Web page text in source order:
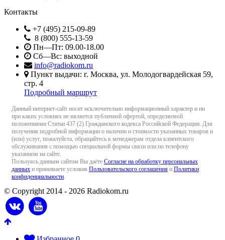
Контакты
+7 (495) 215-09-89
8 (800) 555-13-59
Пн—Пт: 09.00-18.00
Сб—Вс: выходной
info@radiokom.ru
Пункт выдачи: г. Москва, ул. Молодогвардейская 59,
стр. 4
Подробный маршрут
Данный интернет-сайт носит исключительно информационный характер и ни
при каких условиях не является публичной офертой, определяемой
положениями Статьи 437 (2) Гражданского кодекса Российской Федерации. Для
получения подробной информации о наличии и стоимости указанных товаров и
(или) услуг, пожалуйста, обращайтесь к менеджерам отдела клиентского
обслуживания с помощью специальной формы связи или по телефону
указанном на сайте.
Пользуясь данным сайтом Вы даёте Согласие на обработку персональных
данных и принимаете условия Пользовательского соглашения и Политики
конфиденциальности.
© Copyright 2014 - 2026 Radiokom.ru